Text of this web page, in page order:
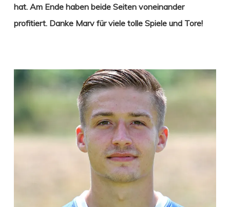
hat. Am Ende haben beide Seiten voneinander
profitiert. Danke Marv für viele tolle Spiele und Tore!